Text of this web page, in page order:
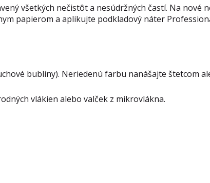
všetkých nečistôt a nesúdržných častí. Na
papierom a aplikujte podkladový náter
bubliny). Neriedenú farbu nanášajte štetcom
vlákien alebo valček z mikrovlákna.